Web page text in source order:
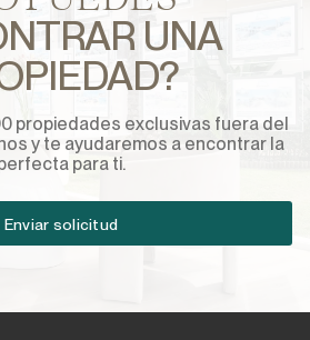
UNA
propiedades exclusivas fuera del
y te ayudaremos a encontrar la
para ti.
Enviar solicitud